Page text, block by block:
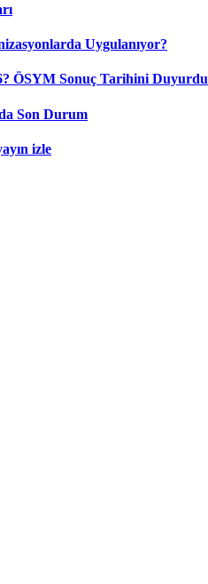
Uygulanıyor?
ÖSYM Sonuç Tarihini Duyurdu
Son Durum
izle